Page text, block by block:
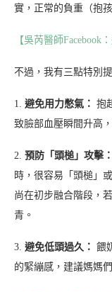
實，正常的負重（抱
【吳芮醫師Facebook
不過，我有三點特別提
1. 避免用力憋氣： 抱
致臉部血壓瞬間升高
2. 預防「頭槌」攻擊：
時，很容易「頭槌」
尚在初步融合階段，
青。
3. 避免低頭過久： 餵
的緊繃感，建議媽媽